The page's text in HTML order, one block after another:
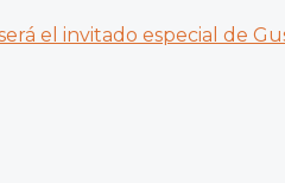
el invitado especial de